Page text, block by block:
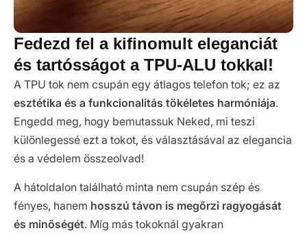
Fedezd fel a kifinomult eleganciát
és tartósságot a TPU-ALU tokkal!
A TPU tok nem csupán egy átlagos telefon tok; ez az
esztétika és a funkcionalitás tökéletes harmóniája.
Engedd meg, hogy bemutassuk Neked, mi teszi
különlegessé ezt a tokot, és választásával az elegancia
és a védelem összeolvad!
A hátoldalon található minta nem csupán szép és
fényes, hanem hosszú távon is megőrzi ragyogását
és minőségét. Míg más tokoknál gyakran